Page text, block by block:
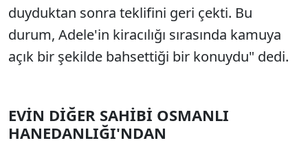
duyduktan sonra teklifini geri çekti. Bu
durum, Adele'in kiracılığı sırasında kamuya
açık bir şekilde bahsettiği bir konuydu" dedi.
EVİN DİĞER SAHİBİ OSMANLI
HANEDANLIĞI'NDAN